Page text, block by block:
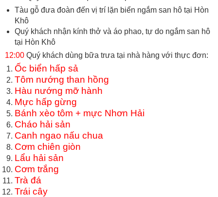
Tàu gỗ đưa đoàn đến vị trí lặn biển ngắm san hô tại Hòn
Khô
Quý khách nhận kính thở và áo phao, tự do ngắm san hô
tại Hòn Khô
12:00 Quý khách dùng bữa trưa tại nhà hàng với thực đơn:
Ốc biển hấp sả
Tôm nướng than hồng
Hàu nướng mỡ hành
Mực hấp gừng
Bánh xèo tôm + mực Nhơn Hải
Cháo hải sản
Canh ngao nấu chua
Cơm chiên giòn
Lẩu hải sản
Cơm trắng
Trà đá
Trái cây